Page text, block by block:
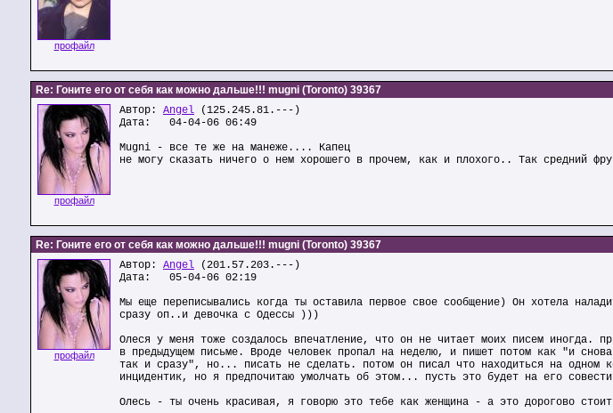
профайл
Re: Гоните его от себя как можно дальше!!! mugni (Toronto) 39367
профайл
Автор: Angel (125.245.81.---)
Дата: 04-04-06 06:49
Mugni - все те же на манеже.... Капец
не могу сказать ничего о нем хорошего в прочем, как и плохого.. Так средний
Re: Гоните его от себя как можно дальше!!! mugni (Toronto) 39367
профайл
Автор: Angel (201.57.203.---)
Дата: 05-04-06 02:19
Мы еще переписывались когда ты оставила первое свое сообщение) Он хотела
сразу оп..и девочка с Одессы )))
Олеся у меня тоже создалось впечатление, что он не читает моих писем иногда.
в предыдущем письме. Вроде человек пропал на неделю, и пишет потом как "и
так и сразу", но... писать не сделать. потом он писал что находиться на одном
инцидентик, но я предпочитаю умолчать об этом... пусть это будет на его
Олесь - ты очень красивая, я говорю это тебе как женщина - а это дорогово